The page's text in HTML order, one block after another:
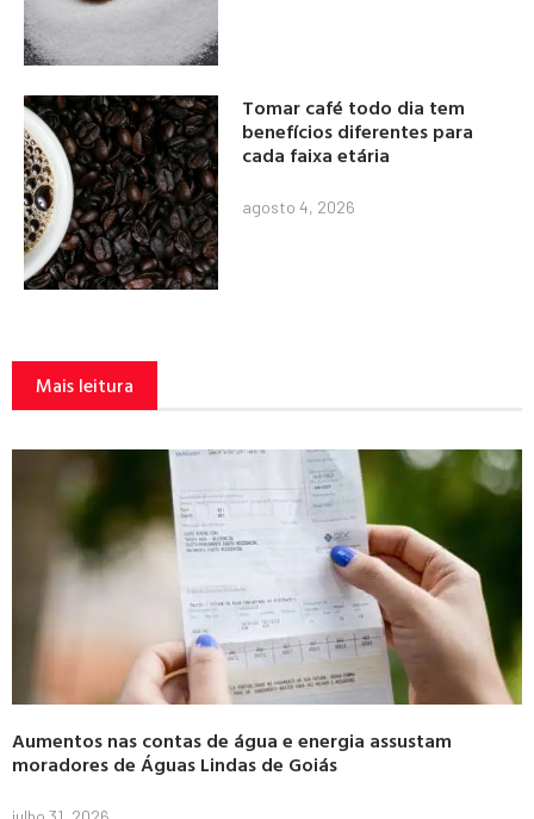
Tomar café todo dia tem
benefícios diferentes para
cada faixa etária
agosto 4, 2026
Mais leitura
Aumentos nas contas de água e energia assustam
moradores de Águas Lindas de Goiás